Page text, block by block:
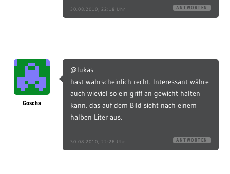
30.08.2010, 22:18 Uhr ANTWORTEN
Goscha
@lukas
hast wahrscheinlich recht. Interessant währe
auch wieviel so ein griff an gewicht halten
kann. das auf dem Bild sieht nach einem
halben Liter aus.
30.08.2010, 22:26 Uhr ANTWORTEN